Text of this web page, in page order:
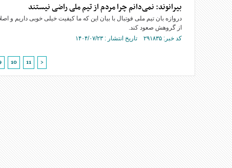
بیرانوند: نمی‌دانم چرا مردم از تیم ملی راضی نیستند
دروازه بان تیم ملی فوتبال با بیان این که ما کیفیت خیلی خوبی داریم
از گروهش صعود کند.
کد خبر: ۲۹۱۸۳۵ تاریخ انتشار : ۱۴۰۴/۰۷/۲۳
10 11 >